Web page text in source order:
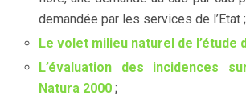
demandée par les services de l’Etat ;
Le volet milieu naturel de l’étude
L’évaluation des incidences
Natura 2000 ;